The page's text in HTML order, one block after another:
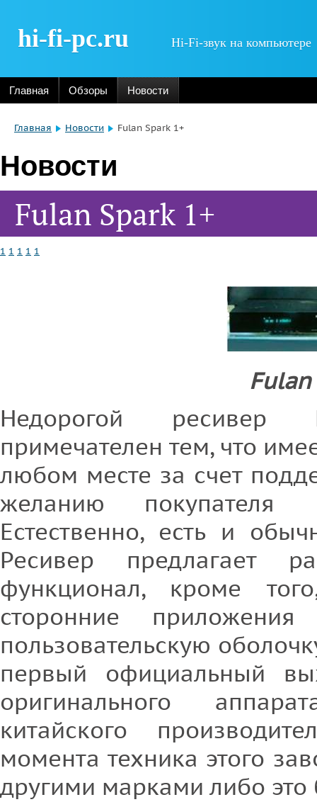
hi-fi-pc.ru Hi-Fi-звук на компьютере
Главная Обзоры Новости
Главная Новости Fulan Spark 1+
Новости
Fulan Spark 1+
1 1 1 1 1
Fulan
Недорогой
примечателен тем, что
любом месте за счет
желанию
Естественно, есть и
Ресивер предлагает
функционал, кроме
сторонние
пользовательскую
первый официальный
оригинального
китайского
момента техника этого
другими марками либо